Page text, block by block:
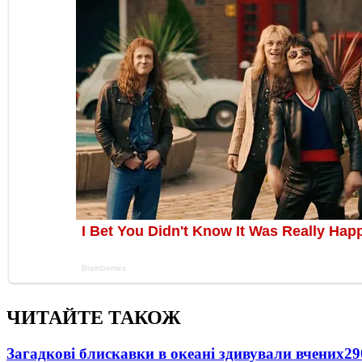
ЧИТАЙТЕ ТАКОЖ
Загадкові блискавки в океані здивували вчених